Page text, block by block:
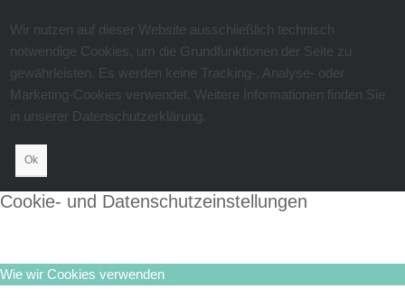
Wir nutzen auf dieser Website ausschließlich technisch
notwendige Cookies, um die Grundfunktionen der Seite zu
gewährleisten. Es werden keine Tracking-, Analyse- oder
Marketing-Cookies verwendet. Weitere Informationen finden Sie
in unserer Datenschutzerklärung.
Ok
Cookie- und Datenschutzeinstellungen
Wie wir Cookies verwenden